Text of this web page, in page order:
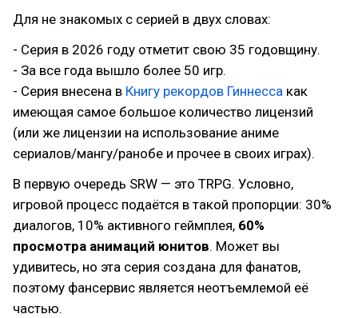
Для не знакомых с серией в двух словах:
- Серия в 2026 году отметит свою 35 годовщину.
- За все года вышло более 50 игр.
- Серия внесена в Книгу рекордов Гиннесса как
имеющая самое большое количество лицензий
(или же лицензии на использование аниме
сериалов/мангу/ранобе и прочее в своих играх).
В первую очередь SRW — это TRPG. Условно,
игровой процесс подаётся в такой пропорции: 30%
диалогов, 10% активного геймплея, 60%
просмотра анимаций юнитов. Может вы
удивитесь, но эта серия создана для фанатов,
поэтому фансервис является неотъемлемой её
частью.